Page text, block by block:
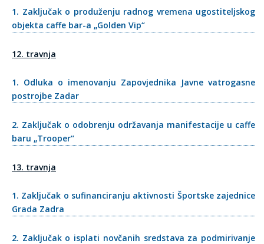
1. Zaključak o produženju radnog vremena ugostiteljskog
objekta caffe bar-a „Golden Vip“
12. travnja
1. Odluka o imenovanju Zapovjednika Javne vatrogasne
postrojbe Zadar
2. Zaključak o odobrenju održavanja manifestacije u caffe
baru „Trooper“
13. travnja
1. Zaključak o sufinanciranju aktivnosti Športske zajednice
Grada Zadra
2. Zaključak o isplati novčanih sredstava za podmirivanje